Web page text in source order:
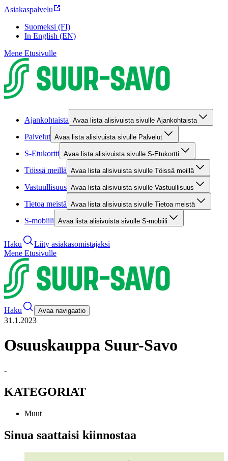
Asiakaspalvelu
Suomeksi (FI)
In English (EN)
Mene Etusivulle
Ajankohtaista Avaa lista alisivuista sivulle Ajankohtaista
Palvelut Avaa lista alisivuista sivulle Palvelut
S-Etukortti Avaa lista alisivuista sivulle S-Etukortti
Töissä meillä Avaa lista alisivuista sivulle Töissä meillä
Vastuullisuus Avaa lista alisivuista sivulle Vastuullisuus
Tietoa meistä Avaa lista alisivuista sivulle Tietoa meistä
S-mobiili Avaa lista alisivuista sivulle S-mobiili
Haku
Liity asiakasomistajaksi
Mene Etusivulle
Haku Avaa navigaatio
31.1.2023
Osuuskauppa Suur-Savo
-
KATEGORIAT
Muut
Sinua saattaisi kiinnostaa